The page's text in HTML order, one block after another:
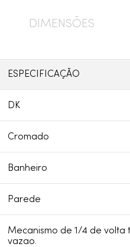
DIMENSÕES
ESPECIFICAÇÃO
DK
Cromado
Banheiro
Parede
Mecanismo de 1/4 de
vazao.